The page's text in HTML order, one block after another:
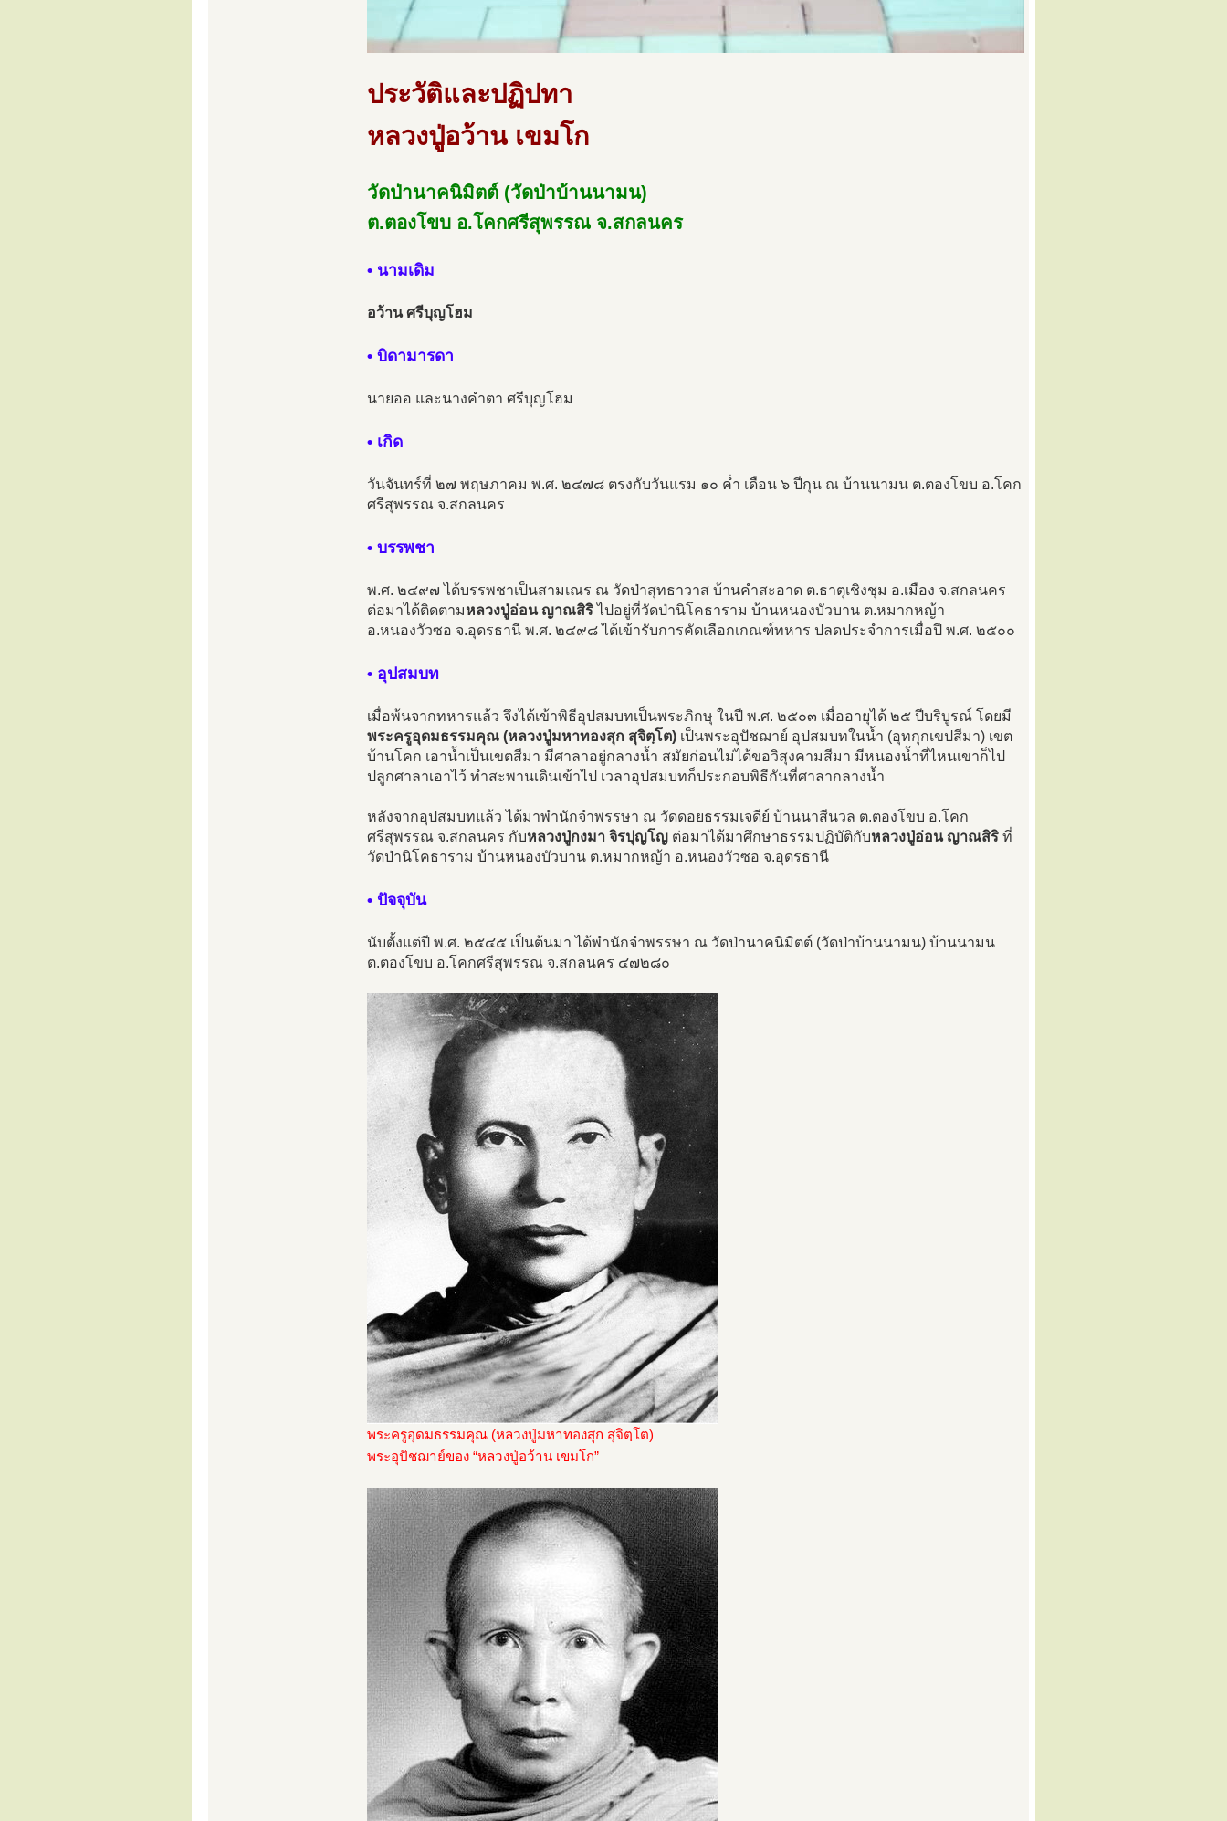
ประวัติและปฏิปทา
หลวงปู่อว้าน เขมโก
วัดป่านาคนิมิตต์ (วัดป่าบ้านนามน)
ต.ตองโขบ อ.โคกศรีสุพรรณ จ.สกลนคร
• นามเดิม
อว้าน ศรีบุญโฮม
• บิดามารดา
นายออ และนางคำตา ศรีบุญโฮม
• เกิด
วันจันทร์ที่ ๒๗ พฤษภาคม พ.ศ. ๒๔๗๘ ตรงกับวันแรม ๑๐ ค่ำ เดือน ๖ ปีกุน ณ บ้านนามน ต.ตองโขบ อ.โคก
ศรีสุพรรณ จ.สกลนคร
• บรรพชา
พ.ศ. ๒๔๙๗ ได้บรรพชาเป็นสามเณร ณ วัดป่าสุทธาวาส บ้านคำสะอาด ต.ธาตุเชิงชุม อ.เมือง จ.สกลนคร
ต่อมาได้ติดตามหลวงปู่อ่อน ญาณสิริไปอยู่ที่วัดป่านิโคธาราม บ้านหนองบัวบาน ต.หมากหญ้า
อ.หนองวัวซอ จ.อุดรธานี พ.ศ. ๒๔๙๘ ได้เข้ารับการคัดเลือกเกณฑ์ทหาร ปลดประจำการเมื่อปี พ.ศ. ๒๕๐๐
• อุปสมบท
เมื่อพ้นจากทหารแล้ว จึงได้เข้าพิธีอุปสมบทเป็นพระภิกษุ ในปี พ.ศ. ๒๕๐๓ เมื่ออายุได้ ๒๕ ปีบริบูรณ์ โดยมี
พระครูอุดมธรรมคุณ (หลวงปู่มหาทองสุก สุจิตฺโต) เป็นพระอุปัชฌาย์ อุปสมบทในน้ำ (อุทกุกเขปสีมา) เขต
บ้านโคก เอาน้ำเป็นเขตสีมา มีศาลาอยู่กลางน้ำ สมัยก่อนไม่ได้ขอวิสุงคามสีมา มีหนองน้ำที่ไหนเขาก็ไป
ปลูกศาลาเอาไว้ ทำสะพานเดินเข้าไป เวลาอุปสมบทก็ประกอบพิธีกันที่ศาลากลางน้ำ
หลังจากอุปสมบทแล้ว ได้มาพำนักจำพรรษา ณ วัดดอยธรรมเจดีย์ บ้านนาสีนวล ต.ตองโขบ อ.โคก
ศรีสุพรรณ จ.สกลนคร กับหลวงปู่กงมา จิรปุญโญ ต่อมาได้มาศึกษาธรรมปฏิบัติกับหลวงปู่อ่อน ญาณสิริ ที่
วัดป่านิโคธาราม บ้านหนองบัวบาน ต.หมากหญ้า อ.หนองวัวซอ จ.อุดรธานี
• ปัจจุบัน
นับตั้งแต่ปี พ.ศ. ๒๕๔๕ เป็นต้นมา ได้พำนักจำพรรษา ณ วัดป่านาคนิมิตต์ (วัดป่าบ้านนามน) บ้านนามน
ต.ตองโขบ อ.โคกศรีสุพรรณ จ.สกลนคร ๔๗๒๘๐
พระครูอุดมธรรมคุณ (หลวงปู่มหาทองสุก สุจิตฺโต)
พระอุปัชฌาย์ของ “หลวงปู่อว้าน เขมโก”